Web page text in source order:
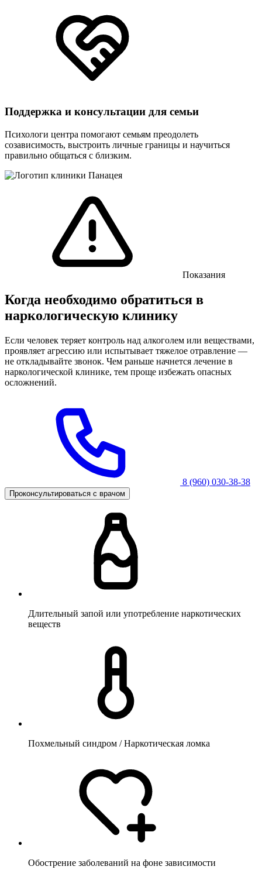
Поддержка и консультации для семьи
Психологи центра помогают семьям преодолеть
созависимость, выстроить личные границы и научиться
правильно общаться с близким.
Показания
Когда необходимо обратиться в
наркологическую клинику
Если человек теряет контроль над алкоголем или веществами,
проявляет агрессию или испытывает тяжелое отравление —
не откладывайте звонок. Чем раньше начнется лечение в
наркологической клинике, тем проще избежать опасных
осложнений.
8 (960) 030-38-38
Проконсультироваться с врачом
Длительный запой или употребление наркотических
веществ
Похмельный синдром / Наркотическая ломка
Обострение заболеваний на фоне зависимости